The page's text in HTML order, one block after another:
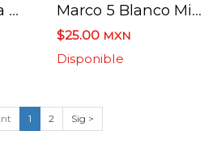
Marco Mi Primera Comunion Madera 95.5 Cms X 87.5 Cms Marco 5 Blanco Mini 9 X 14 Cms.
$25.00 MXN
Disponible
1 2 Sig >